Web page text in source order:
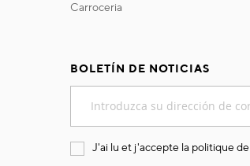
carroceria
BOLETÍN DE NOTICIAS
nuestro
boletín
de
J'ai lu et j'accepte la politique